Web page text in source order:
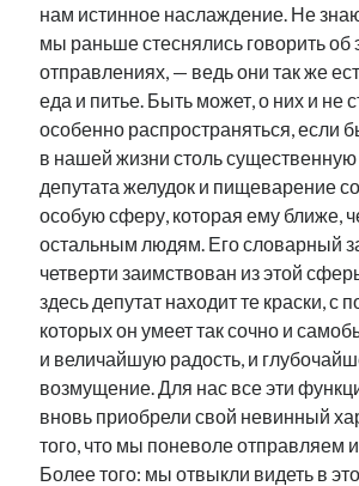
нам истинное наслаждение. Не
мы раньше стеснялись говорить об
отправлениях, — ведь они так же
еда и питье. Быть может, о них и не
особенно распространяться, если
в нашей жизни столь существенную
депутата желудок и пищеварение
особую сферу, которая ему ближе,
остальным людям. Его словарный
четверти заимствован из этой
здесь депутат находит те краски, с
которых он умеет так сочно и
и величайшую радость, и
возмущение. Для нас все эти
вновь приобрели свой невинный
того, что мы поневоле отправляем
Более того: мы отвыкли видеть в